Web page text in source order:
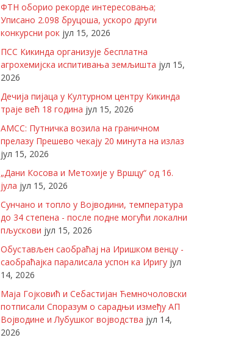
ФТН оборио рекорде интересовања;
Уписано 2.098 бруцоша, ускоро други
конкурсни рок јул 15, 2026
ПСС Кикинда организује бесплатна
агрохемијска испитивања земљишта јул 15,
2026
Дечија пијаца у Културном центру Кикинда
траје већ 18 година јул 15, 2026
АМСС: Путничка возила на граничном
прелазу Прешево чекају 20 минута на излаз
јул 15, 2026
„Дани Косова и Метохије у Вршцу“ од 16.
јула јул 15, 2026
Сунчано и топло у Војводини, температура
до 34 степена - после подне могући локални
пљускови јул 15, 2026
Обустављен саобраћај на Иришком венцу -
саобраћајка паралисала успон ка Иригу јул
14, 2026
Маја Гојковић и Себастијан Ћемночоловски
потписали Споразум о сарадњи између АП
Војводине и Лубушког војводства јул 14,
2026